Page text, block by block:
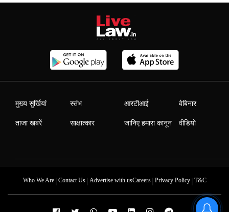
मुख्य सुर्खियां
ताजा खबरें
स्तंभ
साक्षात्कार
आरटीआई
जानिए हमारा कानून
वेबिनार
वीडियो
Who We Are| Contact Us| Advertise with usCareers| Privacy Policy| T&C